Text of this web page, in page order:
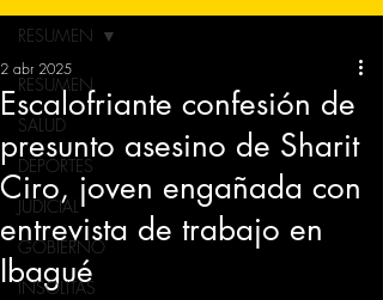
RESUMEN
SALUD
DEPORTES
JUDICIAL
GOBIERNO
INSÓLITAS
RESUMEN
Escalofriante confesión de
presunto asesino de Sharit
Ciro, joven engañada con
entrevista de trabajo en
Ibagué
2 abr 2025